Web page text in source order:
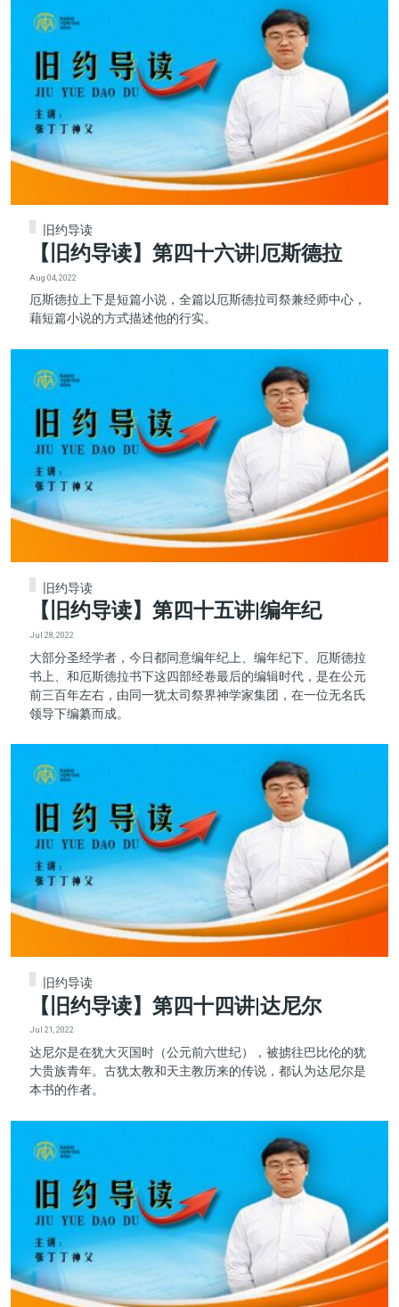
旧约导读
【旧约导读】第四十六讲|厄斯德拉
Aug 04, 2022
厄斯德拉上下是短篇小说，全篇以厄斯德拉司祭兼经师中心，
藉短篇小说的方式描述他的行实。
旧约导读
【旧约导读】第四十五讲|编年纪
Jul 28, 2022
大部分圣经学者，今日都同意编年纪上、编年纪下、厄斯德拉
书上、和厄斯德拉书下这四部经卷最后的编辑时代，是在公元
前三百年左右，由同一犹太司祭界神学家集团，在一位无名氏
领导下编纂而成。
旧约导读
【旧约导读】第四十四讲|达尼尔
Jul 21, 2022
达尼尔是在犹大灭国时（公元前六世纪），被掳往巴比伦的犹
大贵族青年。古犹太教和天主教历来的传说，都认为达尼尔是
本书的作者。